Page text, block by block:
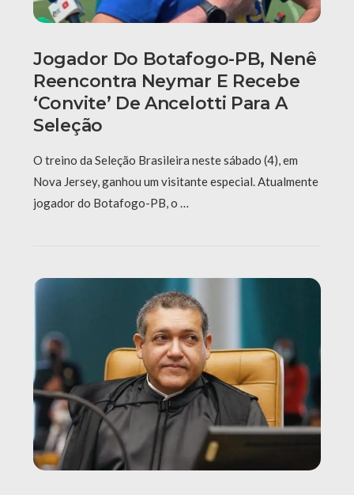
Jogador Do Botafogo-PB, Nenê
Reencontra Neymar E Recebe
‘convite’ De Ancelotti Para A
Seleção
O treino da Seleção Brasileira neste sábado (4), em
Nova Jersey, ganhou um visitante especial. Atualmente
jogador do Botafogo-PB, o …